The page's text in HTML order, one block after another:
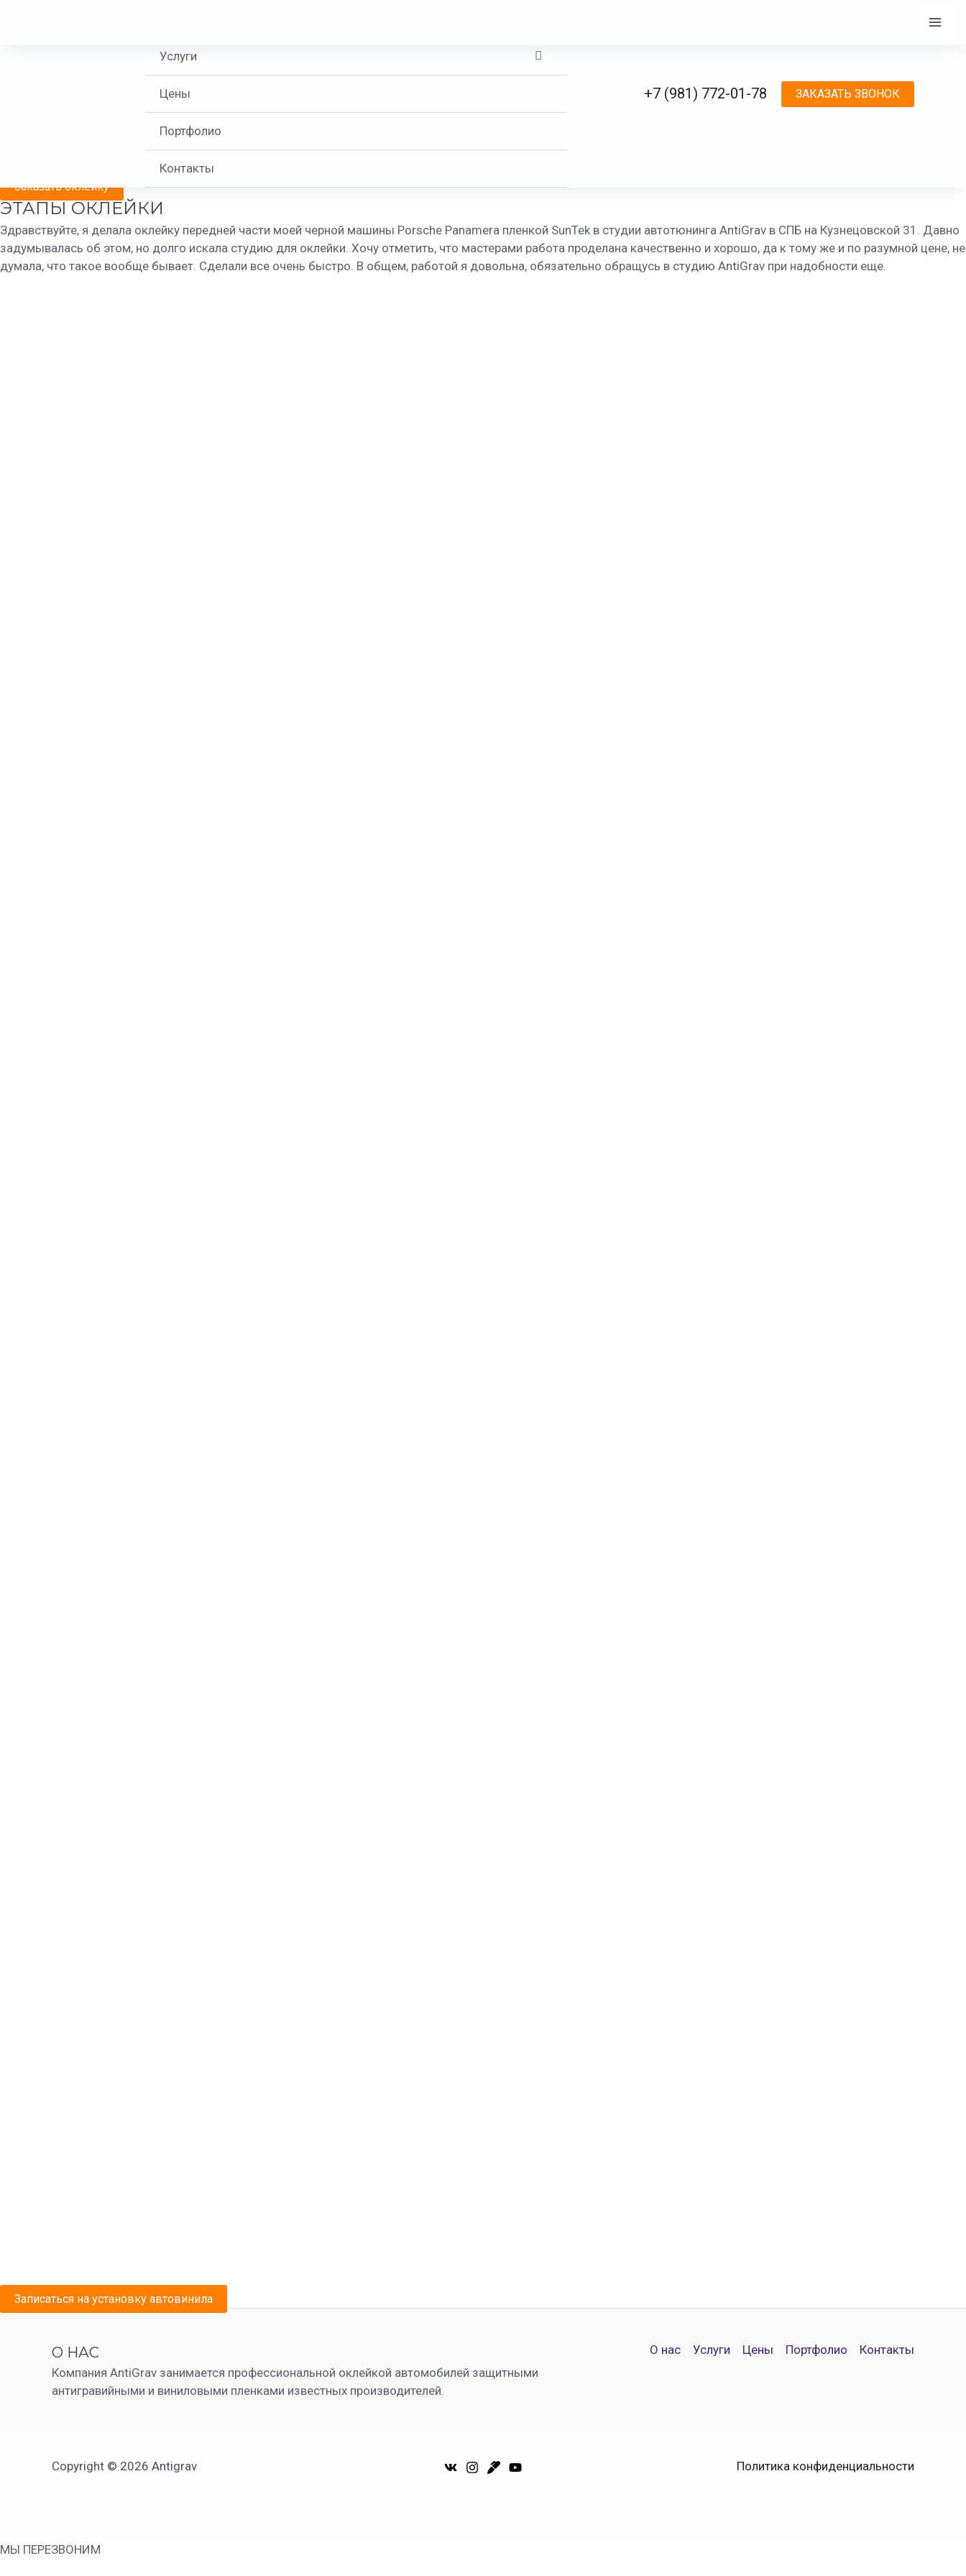
меню
Услуги Переключатель
Цены
Портфолио
Контакты
+7 (981) 772-01-78 ЗАКАЗАТЬ ЗВОНОК
PORSCHE PANAMERA. ОКЛЕЙКА ПЕРЕДНЕЙ ЧАСТИ АВТО. ПЛЕНКА SUNTEK
Модель авто - Porsche Panamera
Время выполнения - 8 часов
Оклейка передней части авто
Заказать оклейку
ЭТАПЫ ОКЛЕЙКИ
Здравствуйте, я делала оклейку передней части моей черной машины Porsche Panamera пленкой SunTek в студии автотюнинга AntiGrav в СПБ на Кузнецовской 31. Давно
задумывалась об этом, но долго искала студию для оклейки. Хочу отметить, что мастерами работа проделана качественно и хорошо, да к тому же и по разумной цене, не
думала, что такое вообще бывает. Сделали все очень быстро. В общем, работой я довольна, обязательно обращусь в студию AntiGrav при надобности еще.
Записаться на установку автовинила
О НАС
Компания AntiGrav занимается профессиональной оклейкой автомобилей защитными
антигравийными и виниловыми пленками известных производителей.
О нас Услуги Цены Портфолио Контакты
Copyright © 2026 Antigrav Политика конфиденциальности
МЫ ПЕРЕЗВОНИМ